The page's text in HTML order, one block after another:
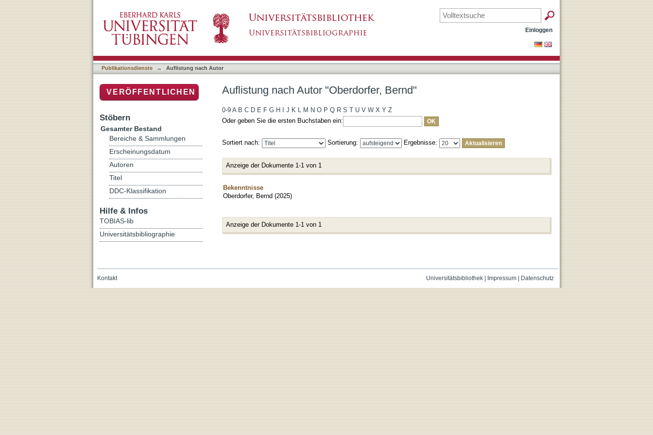
Einloggen
Publikationsdienste → Auflistung nach Autor
Auflistung nach Autor "Oberdorfer, Bernd"
0-9 A B C D E F G H J K L M N O P Q R S T U V W X Y Z
Oder geben Sie die ersten Buchstaben ein:
Sortiert nach: Sortierung: Ergebnisse:
Anzeige der Dokumente 1-1 von 1
Bekenntnisse
Oberdorfer, Bernd (2025)
Anzeige der Dokumente 1-1 von 1
VERÖFFENTLICHEN
Stöbern
Gesamter Bestand
Bereiche & Sammlungen
Erscheinungsdatum
Autoren
Titel
DDC-Klassifikation
Hilfe & Infos
TOBIAS-lib
Universitätsbibliographie
Universitätsbibliothek| Impressum| Datenschutz
Kontakt